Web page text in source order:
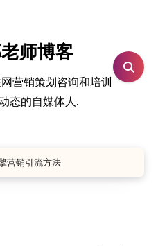
师博客
营销策划咨询和培训
态的自媒体人.
营销引流方法